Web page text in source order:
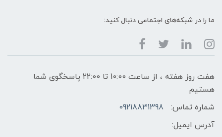
ما را در شبکه‌های اجتماعی دنبال کنید:
هفت روز هفته ، از ساعت 10:00 تا 22:00 پاسخگوی شما
هستیم
شماره تماس:
09218831398
آدرس ایمیل: